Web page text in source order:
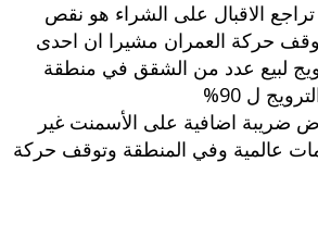
الاقبال على الشراء هو نقص
حركة العمران مشيرا ان احدى
لبيع عدد من الشقق في منطقة
ل 90%
ضريبة اضافية على الأسمنت غير
عالمية وفي المنطقة وتوقف حركة